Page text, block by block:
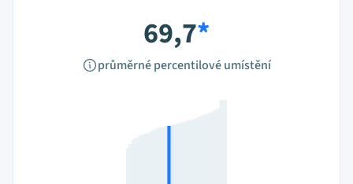
69,7*
průměrné percentilové umístění